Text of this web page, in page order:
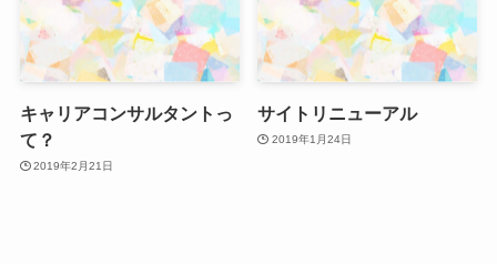
キャリアコンサルタントっ
て？
2019年2月21日
サイトリニューアル
2019年1月24日